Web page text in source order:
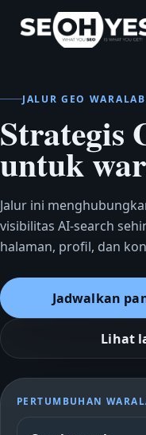
SEOH
JALUR GEO
Strategis
untuk
Jalur ini
visibilitas AI-search
halaman, profil, dan
Jadwalkan
Lihat
PERTUMBUHAN